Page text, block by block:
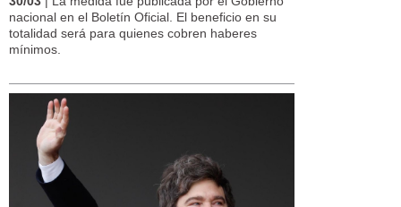
nacional en el Boletín Oficial. El beneficio en su
totalidad será para quienes cobren haberes
mínimos.